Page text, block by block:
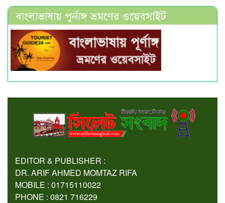
বাংলাভাষায় পুর্নাঙ্গ ভ্রমণের ওয়েবসাইট
EDITOR & PUBLISHER :
DR. ARIF AHMED MOMTAZ RIFA
MOBILE : 01715110022
PHONE : 0821 716229